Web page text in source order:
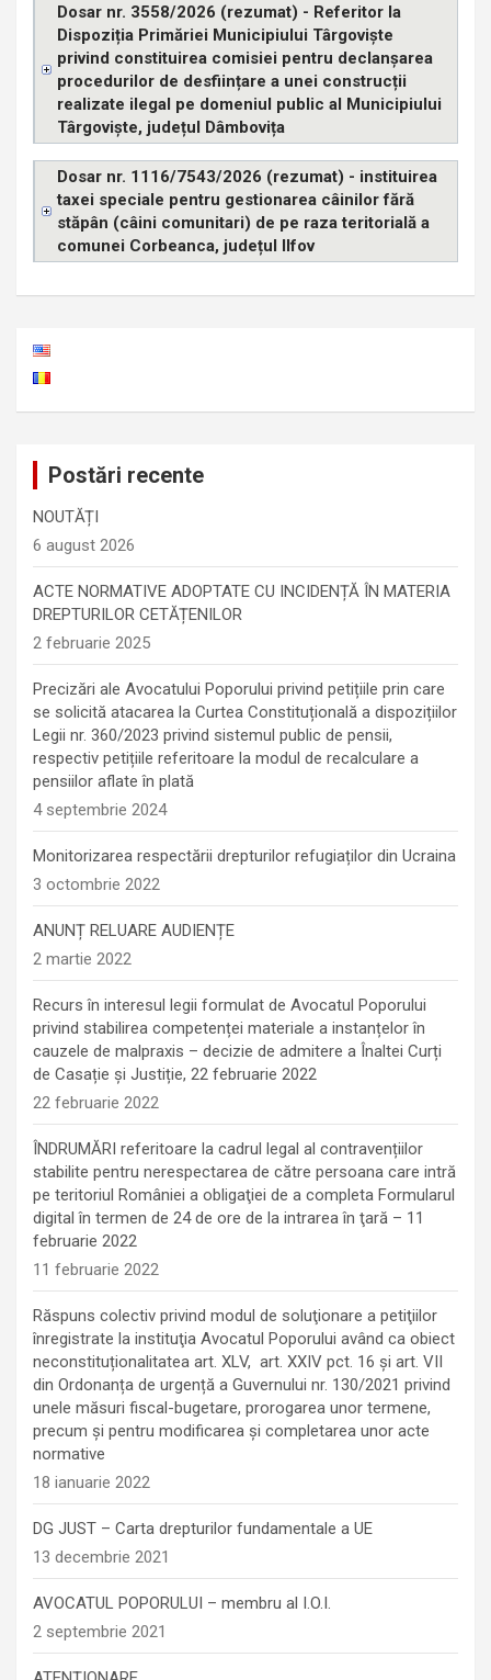
Dosar nr. 3558/2026 (rezumat) - Referitor la
Dispoziția Primăriei Municipiului Târgoviște
privind constituirea comisiei pentru declanșarea
procedurilor de desființare a unei construcții
realizate ilegal pe domeniul public al Municipiului
Târgoviște, județul Dâmbovița
Dosar nr. 1116/7543/2026 (rezumat) - instituirea
taxei speciale pentru gestionarea câinilor fără
stăpân (câini comunitari) de pe raza teritorială a
comunei Corbeanca, județul Ilfov
Postări recente
NOUTĂȚI
6 august 2026
ACTE NORMATIVE ADOPTATE CU INCIDENȚĂ ÎN MATERIA
DREPTURILOR CETĂȚENILOR
2 februarie 2025
Precizări ale Avocatului Poporului privind petițiile prin care
se solicită atacarea la Curtea Constituțională a dispozițiilor
Legii nr. 360/2023 privind sistemul public de pensii,
respectiv petițiile referitoare la modul de recalculare a
pensiilor aflate în plată
4 septembrie 2024
Monitorizarea respectării drepturilor refugiaților din Ucraina
3 octombrie 2022
ANUNȚ RELUARE AUDIENȚE
2 martie 2022
Recurs în interesul legii formulat de Avocatul Poporului
privind stabilirea competenței materiale a instanțelor în
cauzele de malpraxis – decizie de admitere a Înaltei Curți
de Casație și Justiție, 22 februarie 2022
22 februarie 2022
ÎNDRUMĂRI referitoare la cadrul legal al contravențiilor
stabilite pentru nerespectarea de către persoana care intră
pe teritoriul României a obligaţiei de a completa Formularul
digital în termen de 24 de ore de la intrarea în ţară – 11
februarie 2022
11 februarie 2022
Răspuns colectiv privind modul de soluţionare a petiţiilor
înregistrate la instituţia Avocatul Poporului având ca obiect
neconstituționalitatea art. XLV, art. XXIV pct. 16 și art. VII
din Ordonanța de urgență a Guvernului nr. 130/2021 privind
unele măsuri fiscal-bugetare, prorogarea unor termene,
precum şi pentru modificarea şi completarea unor acte
normative
18 ianuarie 2022
DG JUST – Carta drepturilor fundamentale a UE
13 decembrie 2021
AVOCATUL POPORULUI – membru al I.O.I.
2 septembrie 2021